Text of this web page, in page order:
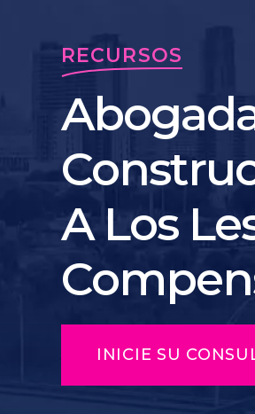
RECURSOS
A Los
INICIE SU